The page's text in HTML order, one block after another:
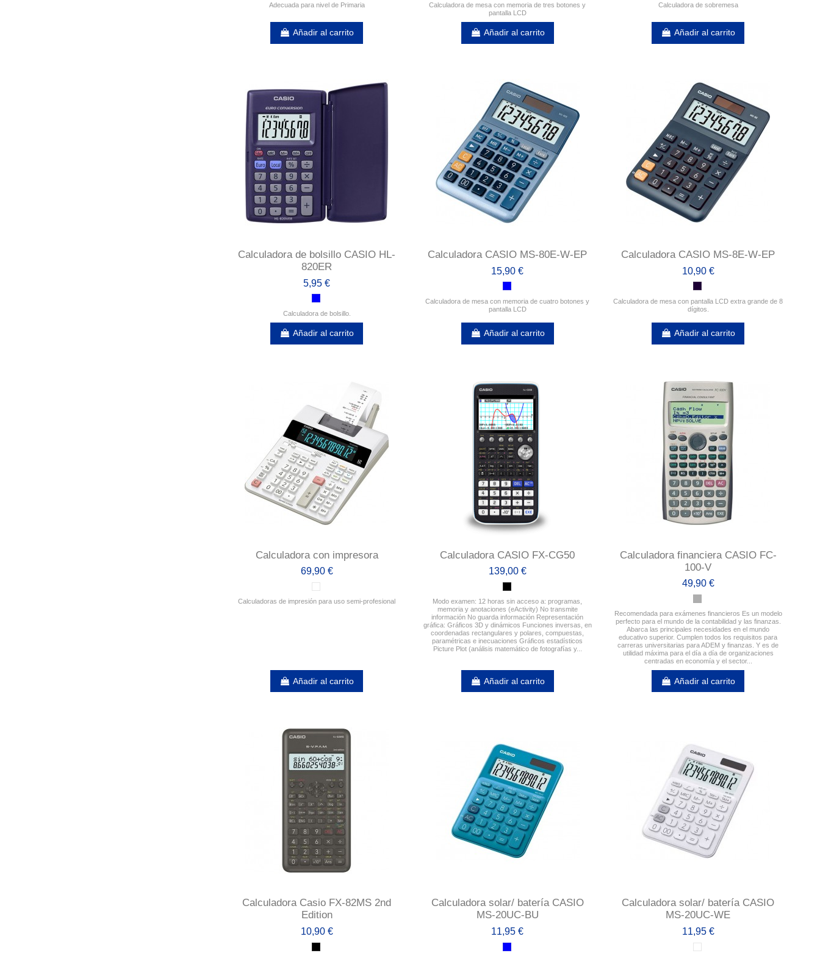
Adecuada para nivel de Primaria
Añadir al carrito
Calculadora de mesa con memoria de tres botones y
pantalla LCD
Añadir al carrito
Calculadora de sobremesa
Añadir al carrito
Calculadora de bolsillo CASIO HL-
820ER
5,95 €
Calculadora de bolsillo.
Añadir al carrito
Calculadora CASIO MS-80E-W-EP
15,90 €
Calculadora de mesa con memoria de cuatro botones y
pantalla LCD
Añadir al carrito
Calculadora CASIO MS-8E-W-EP
10,90 €
Calculadora de mesa con pantalla LCD extra grande de 8
dígitos.
Añadir al carrito
Calculadora con impresora
69,90 €
Calculadoras de impresión para uso semi-profesional
Añadir al carrito
Calculadora CASIO FX-CG50
139,00 €
Modo examen: 12 horas sin acceso a: programas,
memoria y anotaciones (eActivity) No transmite
información No guarda información Representación
gráfica: Gráficos 3D y dinámicos Funciones inversas, en
coordenadas rectangulares y polares, compuestas,
paramétricas e inecuaciones Gráficos estadísticos
Picture Plot (análisis matemático de fotografías y...
Añadir al carrito
Calculadora financiera CASIO FC-
100-V
49,90 €
Recomendada para exámenes financieros Es un modelo
perfecto para el mundo de la contabilidad y las finanzas.
Abarca las principales necesidades en el mundo
educativo superior. Cumplen todos los requisitos para
carreras universitarias para ADEM y finanzas. Y es de
utilidad máxima para el día a día de organizaciones
centradas en economía y el sector...
Añadir al carrito
Calculadora Casio FX-82MS 2nd
Edition
10,90 €
Calculadora solar/ batería CASIO
MS-20UC-BU
11,95 €
Calculadora solar/ batería CASIO
MS-20UC-WE
11,95 €